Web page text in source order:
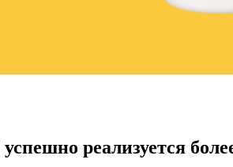
реализуется